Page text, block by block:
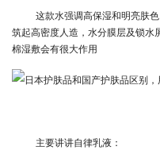
这款水强调高保湿和明亮肤
筑起高密度人造，水分膜层及锁水
棉湿敷会有很大作用
主要讲讲自律乳液：